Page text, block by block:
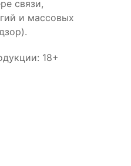
связи,
и массовых
18+